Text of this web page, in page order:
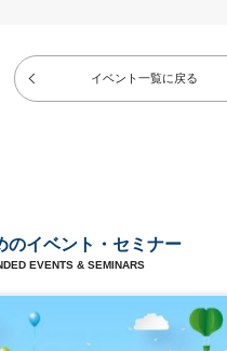
イベント一覧に戻る
のイベント・セミナー
EVENTS & SEMINARS